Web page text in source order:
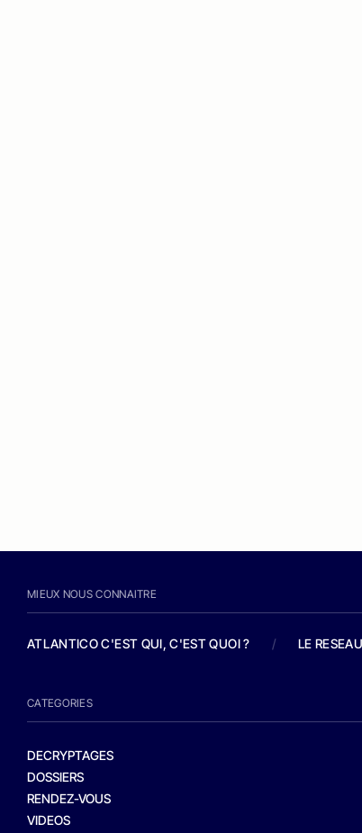
MIEUX NOUS CONNAITRE
ATLANTICO C'EST QUI, C'EST QUOI ? / LE
CATEGORIES
DECRYPTAGES
DOSSIERS
RENDEZ-VOUS
VIDEOS